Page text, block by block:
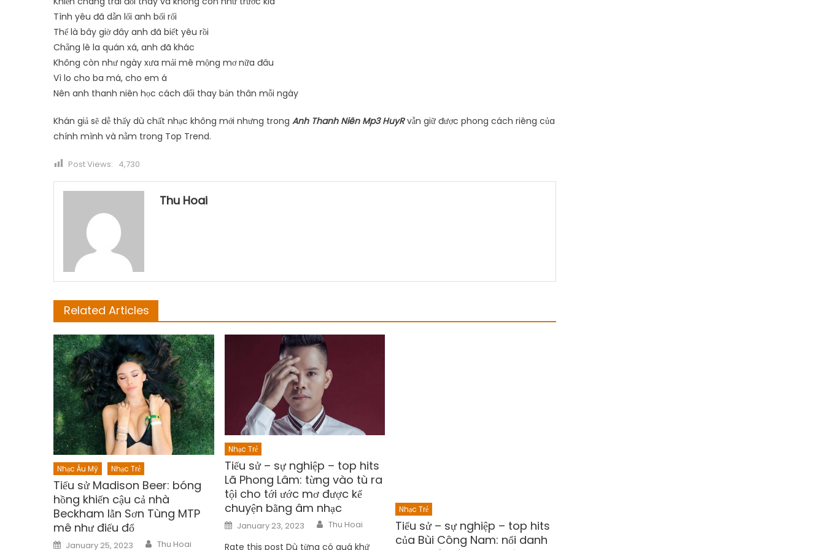
Tình yêu đã dẫn lối anh bối rối
Thế là bây giờ đây anh đã biết yêu rồi
Chẳng lê la quán xá, anh đã khác
Không còn như ngày xưa mải mê mộng mơ nữa đâu
Vì lo cho ba má, cho em á
Nên anh thanh niên học cách đổi thay bản thân mỗi ngày
Khán giả sẽ dễ thấy dù chất nhạc không mới nhưng trong Anh Thanh Niên Mp3 HuyRvẫn giữ được phong cách riêng của
chính mình và nằm trong Top Trend.
Post Views: 4,730
Thu Hoai
Related Articles
Nhạc Âu Mỹ Nhạc Trẻ
Tiểu sử Madison Beer: bóng
hồng khiến cậu cả nhà
Beckham lẫn Sơn Tùng MTP
mê như điếu đổ
Posted
January 25, 2023 Author
Thu Hoai
Nhạc Trẻ
Tiểu sử – sự nghiệp – top hits
Lã Phong Lâm: từng vào tù ra
tội cho tới ước mơ được kể
chuyện bằng âm nhạc
Posted
on
January 23, 2023 Author
Thu Hoai
Rate this post Dù từng có quá khứ
Nhạc Trẻ
Tiểu sử – sự nghiệp – top hits
của Bùi Công Nam: nổi danh